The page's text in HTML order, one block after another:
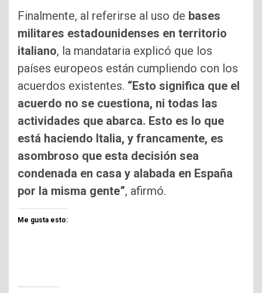
Finalmente, al referirse al uso de bases
militares estadounidenses en territorio
italiano, la mandataria explicó que los
países europeos están cumpliendo con los
acuerdos existentes. “Esto significa que el
acuerdo no se cuestiona, ni todas las
actividades que abarca. Esto es lo que
está haciendo Italia, y francamente, es
asombroso que esta decisión sea
condenada en casa y alabada en España
por la misma gente”, afirmó.
Me gusta esto: